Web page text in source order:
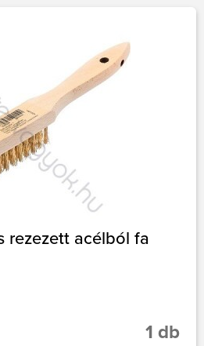
rezezett acélból fa
1 db